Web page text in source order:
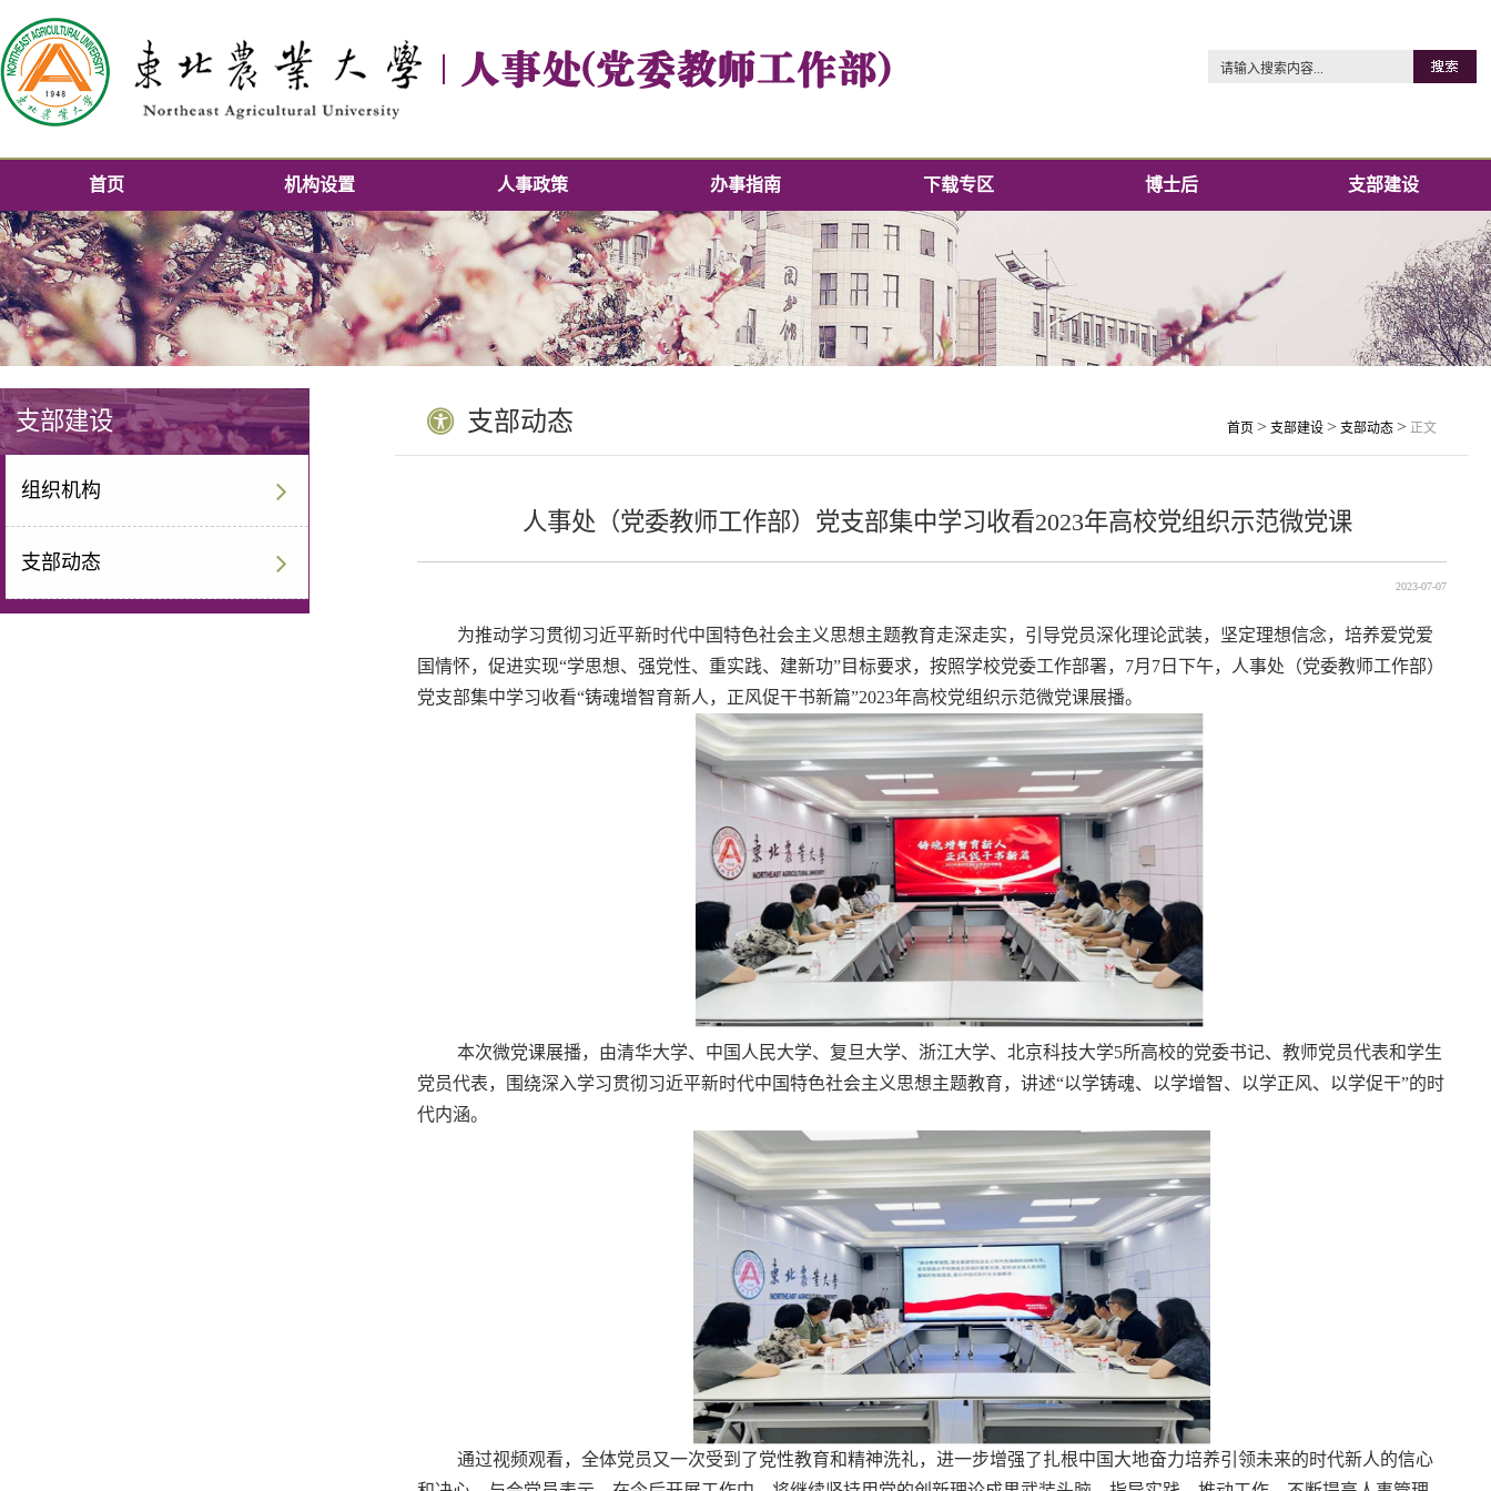
首页 机构设置 人事政策 办事指南 下载专区 博士后 支部建设
支部建设
组织机构
支部动态
支部动态 首页 > 支部建设 > 支部动态 >正文
人事处（党委教师工作部）党支部集中学习收看2023年高校党组织示范微党课
2023-07-07
为推动学习贯彻习近平新时代中国特色社会主义思想主题教育走深走实，引导党员深化理论武装，坚定理想信念，培养爱党爱
国情怀，促进实现“学思想、强党性、重实践、建新功”目标要求，按照学校党委工作部署，7月 7 日下午，人事处（党委教师工作部）
党支部集中学习收看“铸魂增智育新人，正风促干书新篇”2023年高校党组织示范微党课展播。
本次微党课展播，由清华大学、 中国人民大学、 复旦大学、 浙江大学、北京科技大学5所高校的党委书记、教师党员代表和学生
党员代表，围绕深入学习贯彻习近平新时代中国特色社会主义思想主题教育，讲述“以学铸魂、以学增智、以学正风、以学促干”的时
代内涵。
通过视频观看，全体党员又一次受到了党性教育和精神洗礼，进一步增强了扎根中国大地奋力培养引领未来的时代新人的信心